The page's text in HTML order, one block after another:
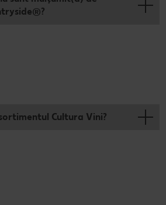
Cultura Vini?